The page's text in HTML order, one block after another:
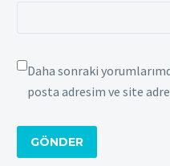
Daha sonraki
posta adresim ve site
GÖNDER